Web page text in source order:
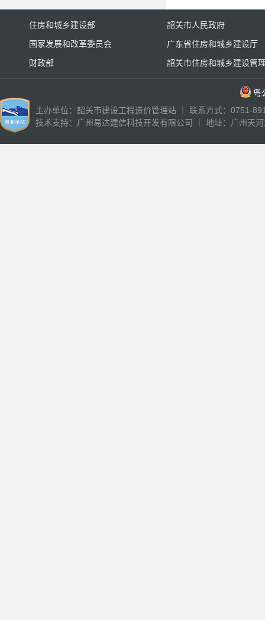
住房和城乡建设部
国家发展和改革委员会
财政部
韶关市人民政府
广东省住房和城乡建设厅
韶关市住房和城乡建设管
粤
主办单位：韶关市建设工程造价管理站 ｜ 联系方式：0751-
技术支持： 广州易达建信科技开发有限公司 ｜ 地址：广州天